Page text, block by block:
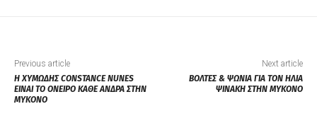
Previous article
Η ΧΥΜΩΔΗΣ CONSTANCE NUNES
ΕΙΝΑΙ ΤΟ ΟΝΕΙΡΟ ΚΑΘΕ ΑΝΔΡΑ ΣΤΗΝ
ΜΥΚΟΝΟ
Next article
ΒΟΛΤΕΣ & ΨΩΝΙΑ ΓΙΑ ΤΟΝ ΗΛΙΑ
ΨΙΝΑΚΗ ΣΤΗΝ ΜΥΚΟΝΟ